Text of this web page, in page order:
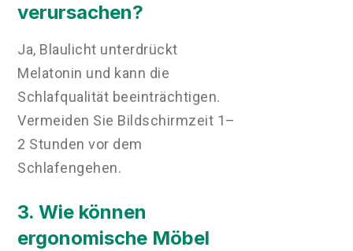
verursachen?
Ja, Blaulicht unterdrückt
Melatonin und kann die
Schlafqualität beeinträchtigen.
Vermeiden Sie Bildschirmzeit 1–
2 Stunden vor dem
Schlafengehen.
3. Wie können
ergonomische Möbel